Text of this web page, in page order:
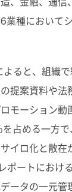
業種において
ると、組織で
提案資料や法
モーション動
占める一方で
イロ化と散在
ポートにおけ
ータの一元管